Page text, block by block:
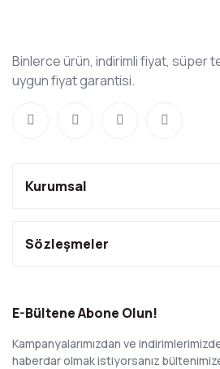
Binlerce ürün, indirimli fiyat, süper
uygun fiyat garantisi.
Kurumsal
Sözleşmeler
E-Bültene Abone Olun!
Kampanyalarımızdan ve
haberdar olmak istiyorsanız